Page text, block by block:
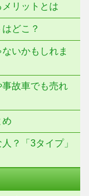
リットとは
どこ？
いかもしれま
故車でも売れ
め
？「3タイプ」